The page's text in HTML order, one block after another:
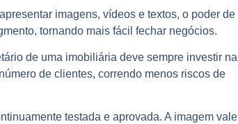
imagens, vídeos e textos, o poder de
tornando mais fácil fechar negócios.
de uma imobiliária deve sempre investir na
de clientes, correndo menos riscos de
testada e aprovada. A imagem vale